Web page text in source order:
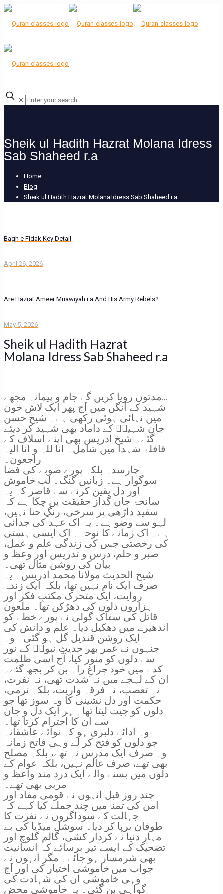
✕
Sheik ul Hadith Hazrat Molana Idress
Sab Shaheed r.a
Home
Blog
Sheik ul Hadith Hazrat Molana Idress Sab Shaheed r.a
Bagh e Fidak Key Detail
April 26, 2026
Are Hazrat Ameer Muawiyah r.a And His Army Rebels?
May 5, 2026
Sheik ul Hadith Hazrat
Molana Idress Sab Shaheed r.a
مدتوں رویا کریں گے جام و پیمانہ مجھے…
شہید کے آنگن میں آج پھر ایک لاش خون
میں نہائی ہوئی رکھی ہے۔ شیخ حسن
جان شہیدؒ کے داماد بھی شہید کر دیئے
گئے۔ شیخ ادریس بھی اپنے اسلاف کے
قافلۂ شہدا میں شامل۔ انا للہ و انا الیہ
راجعون۔
چارسدہ بلکہ پورے صوبے کی فضا
سوگوار ہے۔ زبانیں گنگ۔ لب خاموش
اور دل یقین کرنے سے قاصر کہ یہ
سانحۂ جاں گداز حقیقت بن چکا ہے کہ
سفید داڑھی پر سرخی، رنگِ حنا نہیں،
لہو سے وضو ہے۔ یہ اک عہد کی جدائی
ہے۔ اک زمانے کا نوحہ۔ اک ایسی ہستی
کی رخصتی جس کی زندگی علم و عمل،
صبر و حلم، درس و تدریس اور وعظ و
بیان کی روشن مثال تھی۔
شیخ الحدیث مولانا محمد ادریس۔ یہ
صرف ایک نام نہیں تھا، بلکہ ایک زندہ
روایت، ایک متحرک مکتبِ فکر اور
ہزاروں دلوں کی دھڑکن تھا۔ ملعون
قاتل کی سفاک گولی نے پورے خطے کو
اندھیرے میں دھکیل دیا۔ علم و دانش کی
ایک روشن قندیل گل ہو گئی۔ وہ
جنہوں نے عمر بھر حدیثِ نبویؐ کے نور
سے دلوں کو منور کیا، آج اسی ظلمت
کدے میں خود چراغِ راہ بن کر بجھ گئے۔
ان کے لہجے میں نہ شدت تھی، نہ نفرت،
نہ تعصب، نہ فرقہ واریت، بلکہ نرمی،
حکمت اور دل نشینی کا وہ سوز تھا جو
دلوں کو جیت لیتا تھا۔ ہر ایک دل و جان
سے ان کا احترام کرتا تھا۔
وہ ادائے دلبری ہو کہ نوائے عاشقانہ
جو دلوں کو فتح کر لے وہی فاتح زمانہ
وہ صرف ایک مدرس نہ تھے، بلکہ مصلح
بھی تھے، صرف عالم نہیں، بلکہ عوام کے
دلوں میں بسنے والے ایک درد مند واعظ و
مربی بھی تھے۔
چند روز قبل انہوں نے قومی مفاد اور
امن کی تمنا میں چند جملے کیا کہے کہ
جہالت کے سوداگروں نے نفرت کا
طوفان برپا کر دیا۔ سوشل میڈیا کی بے
مہار دنیا نے کردار کشی، گالم گلوچ اور
تضحیک کے ایسے تیر برسائے کہ انسانیت
بھی شرمسار ہو جائے۔ مگر انہوں نے
جواب میں خاموشی اختیار کی اور آج
وہی خاموشی ان کی شہادت کی
گواہی بن گئی۔ یہ خاموشی محض